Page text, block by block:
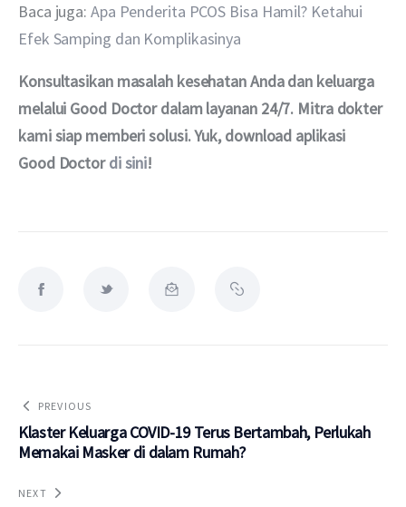
Baca juga: Apa Penderita PCOS Bisa Hamil? Ketahui
Efek Samping dan Komplikasinya
Konsultasikan masalah kesehatan Anda dan keluarga
melalui Good Doctor dalam layanan 24/7. Mitra dokter
kami siap memberi solusi. Yuk, download aplikasi
Good Doctor di sini!
PREVIOUS
Klaster Keluarga COVID-19 Terus Bertambah, Perlukah
Memakai Masker di dalam Rumah?
NEXT